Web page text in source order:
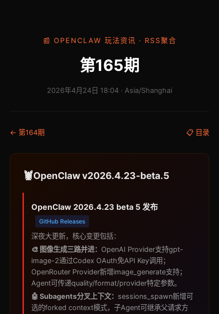
📰 OPENCLAW 玩法资讯 · RSS聚合
第165期
2026年4月24日 18:04 · Asia/Shanghai
← 第164期 📋 目录
🦞OpenClaw v2026.4.23-beta.5
OpenClaw 2026.4.23 beta 5 发布
GitHub Releases
深夜大更新，核心变更包括：
🎨 图像生成三路并进： OpenAI Provider支持gpt-
image-2通过Codex OAuth免API Key调用；
OpenRouter Provider新增image_generate支持；
Agent可传递quality/format/provider特定参数。
🤖 Subagents分叉上下文： sessions_spawn新增可
选的forked context模式，子Agent可继承父请求方